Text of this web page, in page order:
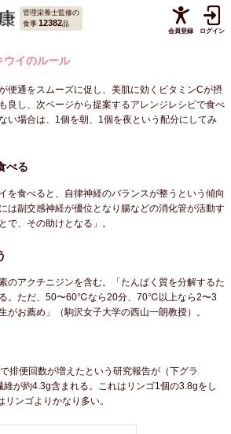
管理栄養士監修の
食事 12382品
ログイン
会員登録
ウイのルール
便通をスムーズに促し、美肌に効くビタミンCが摂
良し、次ページから提案するアレンジレシピで食べ
い場合は、1個を朝、1個を夜という配分にしてみ
べる
を食べると、自律神経のバランスが整うという傾向
は副交感神経が優位となり腸などの消化管が活動す
で、その助けとなる」。
のアクチニジンを含む。「たんぱく質を分解するた
。ただ、50〜60℃なら20分、70℃以上なら2〜3
がお薦め」（駒沢女子大学の西山一朗教授）。
排便回数が増えたという研究報告が（下グラ
が約4.3g含まれる。これはリンゴ1個の3.8gをし
ンゴよりかなり多い。